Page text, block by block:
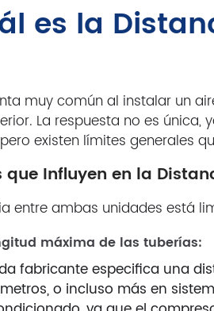
es la
muy común al instalar un
La respuesta no es
existen límites generales
que Influyen en la
entre ambas unidades está
máxima de las tuberías:
fabricante especifica una
o incluso más en